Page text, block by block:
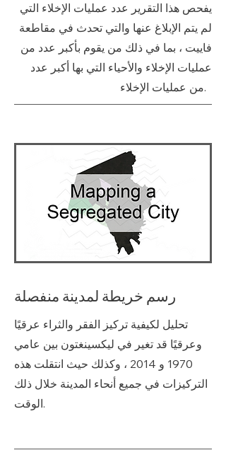
يفحص هذا التقرير عدد عمليات الإخلاء التي
لم يتم الإبلاغ عنها والتي تحدث في مقاطعة
فاييت ، بما في ذلك من يقوم بأكبر عدد من
عمليات الإخلاء والأحياء التي بها أكبر عدد
من عمليات الإخلاء.
رسم خريطة لمدينة منفصلة
تحليل لكيفية تركيز الفقر والثراء عرقيًا
وعرقيًا قد تغير في ليكسينغتون بين عامي
1970 و 2014 ، وكذلك حيث انتقلت هذه
التركيزات في جميع أنحاء المدينة خلال ذلك
الوقت.